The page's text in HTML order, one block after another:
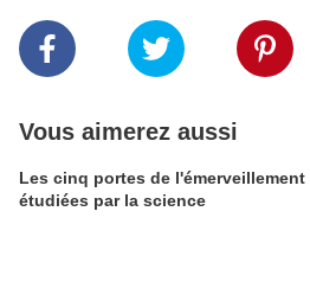
Vous aimerez aussi
Les cinq portes de l'émerveillement
étudiées par la science